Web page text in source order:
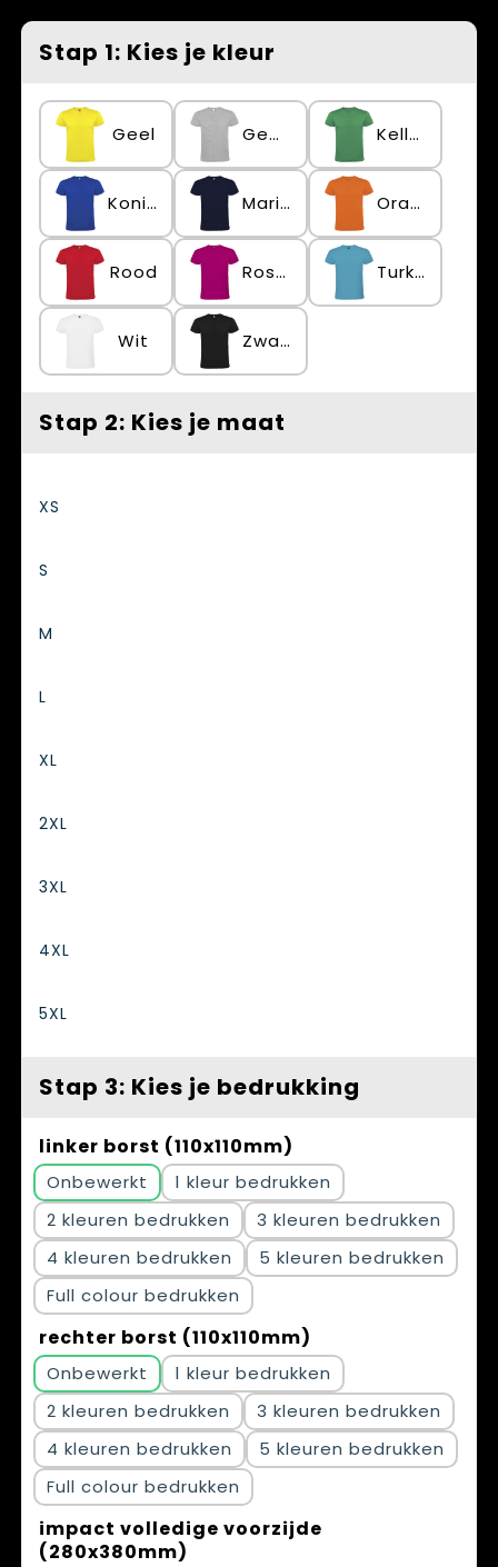
Themapakketten
Veiligheid, Auto en Fiets
Waterflesjes
Bedrijfskleding
Stap 1: Kies je kleur
Geel Gemêleerd grijs Kellygroen
Koningsblauw Marineblauw Oranje
Rood Rosette Turkoois
Wit Zwart
Stap 2: Kies je maat
XS
S
M
L
XL
2XL
3XL
4XL
5XL
Stap 3: Kies je bedrukking
linker borst (110x110mm)
Onbewerkt
1
2
3
4
5
Full colour
rechter borst (110x110mm)
Onbewerkt
1
2
3
4
5
Full colour
impact volledige voorzijde
(280x380mm)